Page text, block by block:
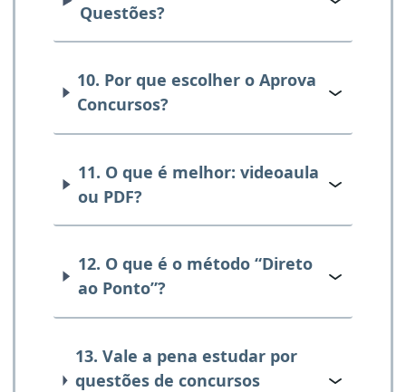
Questões?
10. Por que escolher o Aprova
Concursos?
11. O que é melhor: videoaula
ou PDF?
12. O que é o método “Direto
ao Ponto”?
13. Vale a pena estudar por
questões de concursos